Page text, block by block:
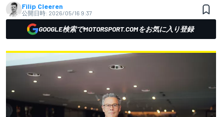
Filip Cleeren
公開日時: 2026/05/16 9:37
GOOGLE検索でMOTORSPORT.COMをお気に入り登録